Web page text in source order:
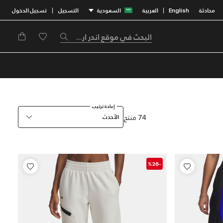
محادثة English
| العربية السعودية التسجيل | تسجيل الدخول
74 منتج
إعادة ترتيب
الأحدث
-%26